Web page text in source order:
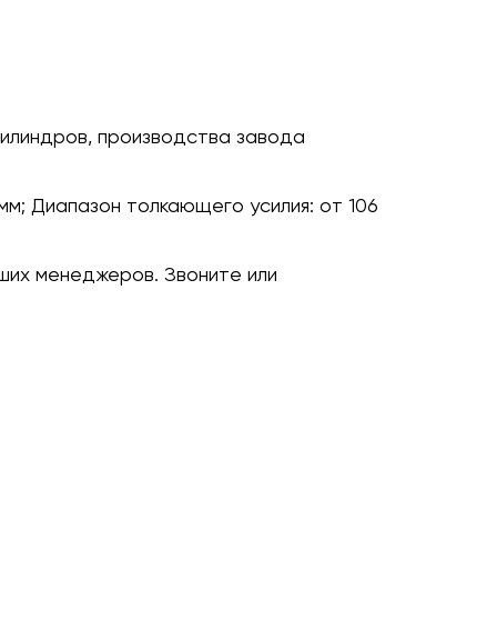
производства завода
Диапазон толкающего усилия: от 106
менеджеров. Звоните или